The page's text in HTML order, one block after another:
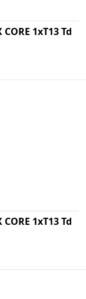
1xT13 Td
1xT13 Td